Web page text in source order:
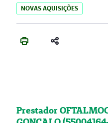
NOVAS AQUISIÇÕES
Prestador